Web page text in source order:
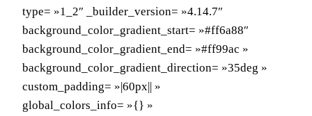
type= »1_2″ _builder_version= »4.14.7″
background_color_gradient_start= »#ff6a88″
background_color_gradient_end= »#ff99ac »
background_color_gradient_direction= »35deg »
custom_padding= »|60px|| »
global_colors_info= »{} »